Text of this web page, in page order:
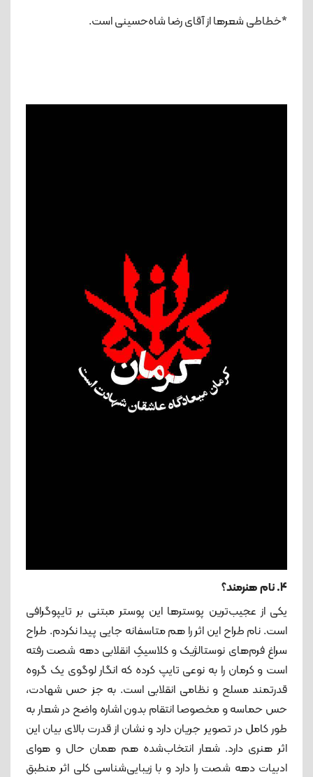
*خطاطی شعرها از آقای رضا شاه‌حسینی است.
4. نام هنرمند؟
یکی از عجیب‌ترین پوسترها این پوستر مبتنی بر تایپوگرافی
است. نام طراح این اثر را هم متاسفانه جایی پیدا نکردم. طراح
سراغ فرم‌های نوستالژیک و کلاسیکِ انقلابی دهه شصت رفته
است و کرمان را به نوعی تایپ کرده که انگار لوگوی یک گروه
قدرتمند مسلح و نظامی انقلابی است. به جز حس شهادت،
حس حماسه و مخصوصا انتقام بدون اشاره واضح در شعار به
طور کامل در تصویر جریان دارد و نشان از قدرت بالای بیان این
اثر هنری دارد. شعار انتخاب‌شده هم همان حال و هوای
ادبیات دهه شصت را دارد و با زیبایی‌شناسی کلی اثر منطبق